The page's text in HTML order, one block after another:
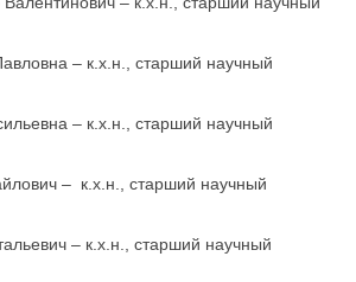
– к.х.н., старший научный
– к.х.н., старший научный
– к.х.н., старший научный
– к.х.н., старший научный